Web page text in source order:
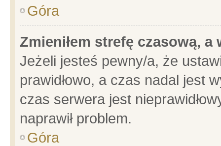
Góra
Zmieniłem strefę czasową,
Jeżeli jesteś pewny/a, że
prawidłowo, a czas nadal jest
czas serwera jest
naprawił problem.
Góra